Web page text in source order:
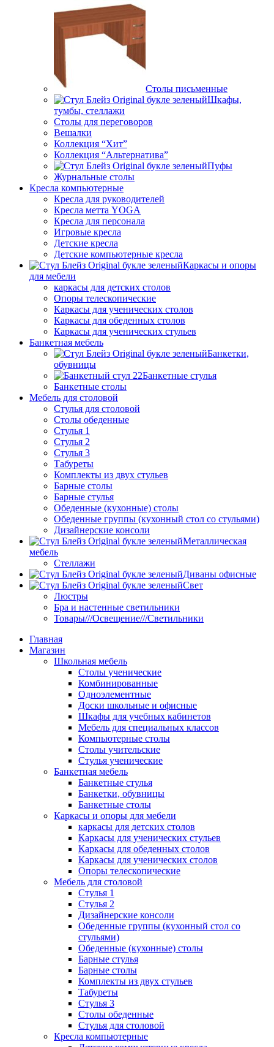
Столы письменные
Шкафы,
тумбы, стеллажи
Столы для переговоров
Вешалки
Коллекция “Хит”
Коллекция “Альтернатива”
Пуфы
Журнальные столы
Кресла компьютерные
Кресла для руководителей
Кресла метта YOGA
Кресла для персонала
Игровые кресла
Детские кресла
Детские компьютерные кресла
Каркасы и опоры
для мебели
каркасы для детских столов
Опоры телескопические
Каркасы для ученических столов
Каркасы для обеденных столов
Каркасы для ученических стульев
Банкетная мебель
Банкетки,
обувницы
Банкетные стулья
Банкетные столы
Мебель для столовой
Стулья для столовой
Столы обеденные
Стулья 1
Стулья 2
Стулья 3
Табуреты
Комплекты из двух стульев
Барные столы
Барные стулья
Обеденные (кухонные) столы
Обеденные группы (кухонный стол со стульями)
Дизайнерские консоли
Металлическая
мебель
Стеллажи
Диваны офисные
Свет
Люстры
Бра и настенные светильники
Товары///Освещение///Светильники
Главная
Магазин
Школьная мебель
Столы ученические
Комбинированные
Одноэлементные
Доски школьные и офисные
Шкафы для учебных кабинетов
Мебель для специальных классов
Компьютерные столы
Столы учительские
Стулья ученические
Банкетная мебель
Банкетные стулья
Банкетки, обувницы
Банкетные столы
Каркасы и опоры для мебели
каркасы для детских столов
Каркасы для ученических стульев
Каркасы для обеденных столов
Каркасы для ученических столов
Опоры телескопические
Мебель для столовой
Стулья 1
Стулья 2
Дизайнерские консоли
Обеденные группы (кухонный стол со
стульями)
Обеденные (кухонные) столы
Барные стулья
Барные столы
Комплекты из двух стульев
Табуреты
Стулья 3
Столы обеденные
Стулья для столовой
Кресла компьютерные